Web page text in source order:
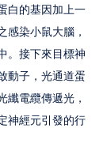
白的基因加上一
感染小鼠大腦，
。接下來目標神
動子，光通道蛋
纖電纜傳遞光，
神經元引發的行